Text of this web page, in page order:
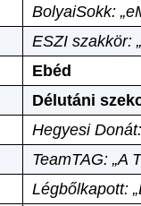
BolyaiSokk:
ESZI szakkör:
Ebéd
Délutáni
Hegyesi
TeamTAG: „A
Légbőlkapott: